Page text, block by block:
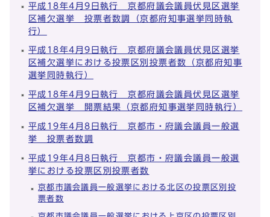
平成18年4月9日執行 京都府議会議員伏見区選挙
区補欠選挙 投票者数調（京都府知事選挙同時執
行）
平成18年4月9日執行 京都府議会議員伏見区選挙
区補欠選挙における投票区別投票者数（京都府知事
選挙同時執行）
平成18年4月9日執行 京都府議会議員伏見区選挙
区補欠選挙 開票結果（京都府知事選挙同時執行）
平成19年4月8日執行 京都市・府議会議員一般選
挙 投票者数調
平成19年4月8日執行 京都市・府議会議員一般選
挙における投票区別投票者数
京都市議会議員一般選挙における北区の投票区別投
票者数